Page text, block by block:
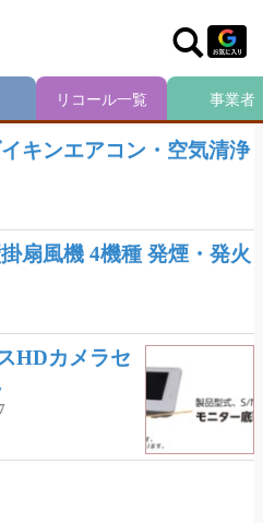
キンエアコン・空気清浄
扇風機 4機種 発煙・発火
HDカメラセ
リコール一覧 事業者